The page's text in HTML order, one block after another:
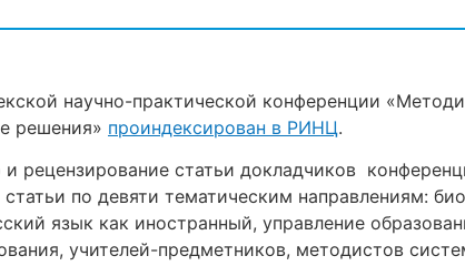
научно-практической конференции
решения» проиндексирован в РИНЦ.
рецензирование статьи докладчиков
по девяти тематическим направлениям:
язык как иностранный, управление
учителей-предметников, методистов